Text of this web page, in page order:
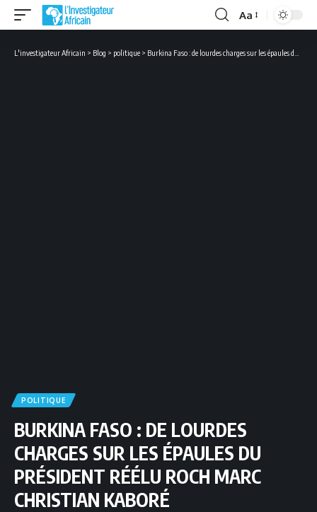
Font
Aa
L'investigateur Africain > Blog > politique > Burkina Faso : de lourdes charges sur les épaules du président réélu Roch Marc Christian Kaboré
POLITIQUE
BURKINA FASO : DE LOURDES
CHARGES SUR LES ÉPAULES DU
PRÉSIDENT RÉÉLU ROCH MARC
CHRISTIAN KABORÉ